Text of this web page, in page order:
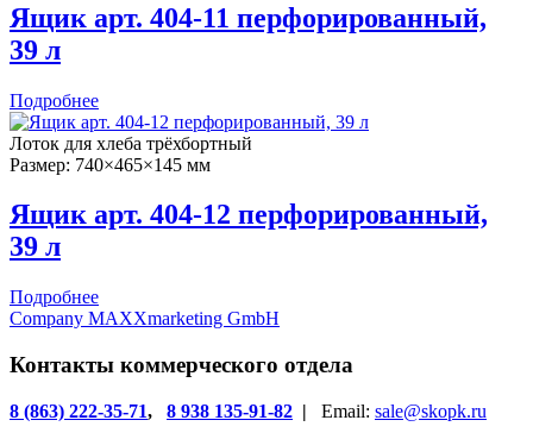
Ящик арт. 404-11 перфорированный,
39 л
Подробнее
Лоток для хлеба трёхбортный
Размер: 740×465×145 мм
Ящик арт. 404-12 перфорированный,
39 л
Подробнее
Company MAXXmarketing GmbH
Контакты коммерческого отдела
8 (863) 222-35-71, 8 938 135-91-82 | Email: sale@skopk.ru